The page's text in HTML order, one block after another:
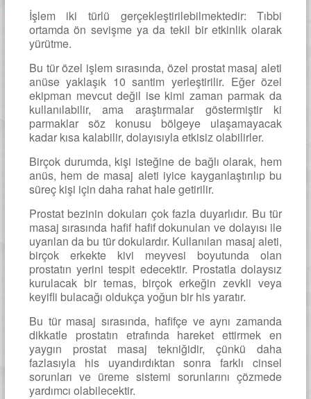
İşlem iki türlü gerçekleştirilebilmektedir: Tıbbi
ortamda ön sevişme ya da tekil bir etkinlik olarak
yürütme.
Bu tür özel işlem sırasında, özel prostat masaj aleti
anüse yaklaşık 10 santim yerleştirilir. Eğer özel
ekipman mevcut değil ise kimi zaman parmak da
kullanılabilir, ama araştırmalar göstermiştir ki
parmaklar söz konusu bölgeye ulaşamayacak
kadar kısa kalabilir, dolayısıyla etkisiz olabilirler.
Birçok durumda, kişi isteğine de bağlı olarak, hem
anüs, hem de masaj aleti iyice kayganlaştırılıp bu
süreç kişi için daha rahat hale getirilir.
Prostat bezinin dokuları çok fazla duyarlıdır. Bu tür
masaj sırasında hafif hafif dokunulan ve dolayısı ile
uyarılan da bu tür dokulardır. Kullanılan masaj aleti,
birçok erkekte kivi meyvesi boyutunda olan
prostatın yerini tespit edecektir. Prostatla dolaysız
kurulacak bir temas, birçok erkeğin zevkli veya
keyifli bulacağı oldukça yoğun bir his yaratır.
Bu tür masaj sırasında, hafifçe ve aynı zamanda
dikkatle prostatın etrafında hareket ettirmek en
yaygın prostat masaj tekniğidir, çünkü daha
fazlasıyla his uyandırdıktan sonra farklı cinsel
sorunları ve üreme sistemi sorunlarını çözmede
yardımcı olabilecektir.